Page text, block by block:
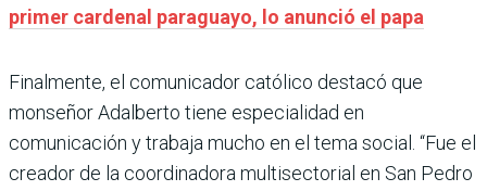
primer cardenal paraguayo, lo anunció el papa
Finalmente, el comunicador católico destacó que
monseñor Adalberto tiene especialidad en
comunicación y trabaja mucho en el tema social. “Fue el
creador de la coordinadora multisectorial en San Pedro